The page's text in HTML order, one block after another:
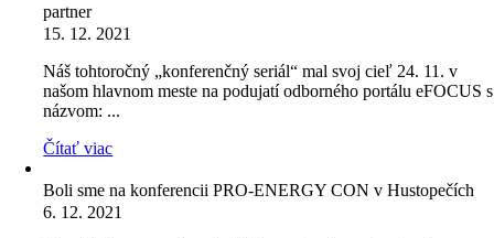
partner
15. 12. 2021
Náš tohtoročný „konferenčný seriál“ mal svoj cieľ 24. 11. v
našom hlavnom meste na podujatí odborného portálu eFOCUS s
názvom: ...
Čítať viac
Boli sme na konferencii PRO-ENERGY CON v Hustopečích
6. 12. 2021